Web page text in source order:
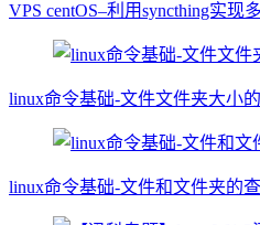
VPS centOS–利用syncthing实现
linux命令基础-文件文件夹大小
linux命令基础-文件和文件夹的